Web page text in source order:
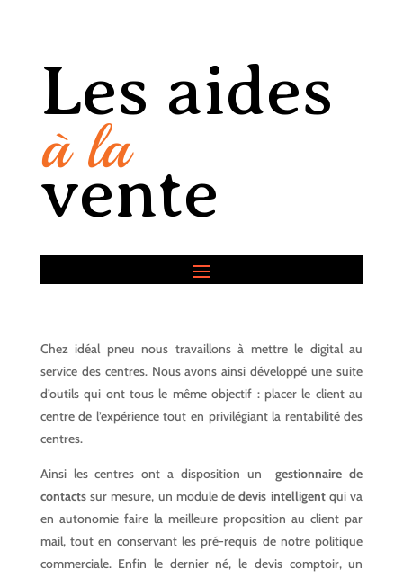
Les aides
à la
vente
Chez idéal pneu nous travaillons à mettre le digital au
service des centres. Nous avons ainsi développé une suite
d’outils qui ont tous le même objectif : placer le client au
centre de l’expérience tout en privilégiant la rentabilité des
centres.
Ainsi les centres ont a disposition ungestionnaire de
contactssur mesure, un module dedevis intelligentqui va
en autonomie faire la meilleure proposition au client par
mail, tout en conservant les pré-requis de notre politique
commerciale. Enfin le dernier né, le devis comptoir, un